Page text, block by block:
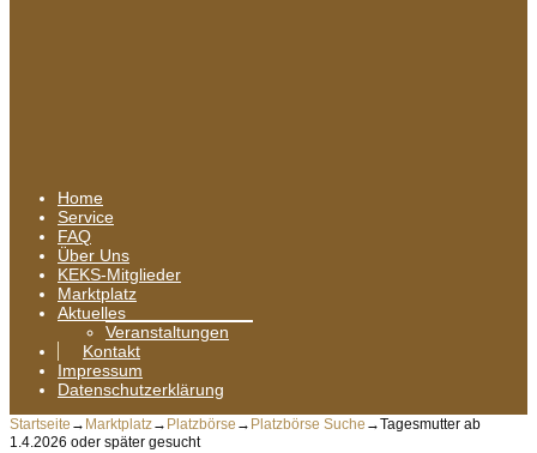
Home
Service
FAQ
Über Uns
KEKS-Mitglieder
Marktplatz
Aktuelles
Veranstaltungen
Kontakt
Impressum
Datenschutzerklärung
Startseite → Marktplatz→ Platzbörse → Platzbörse Suche →Tagesmutter ab
1.4.2026 oder später gesucht